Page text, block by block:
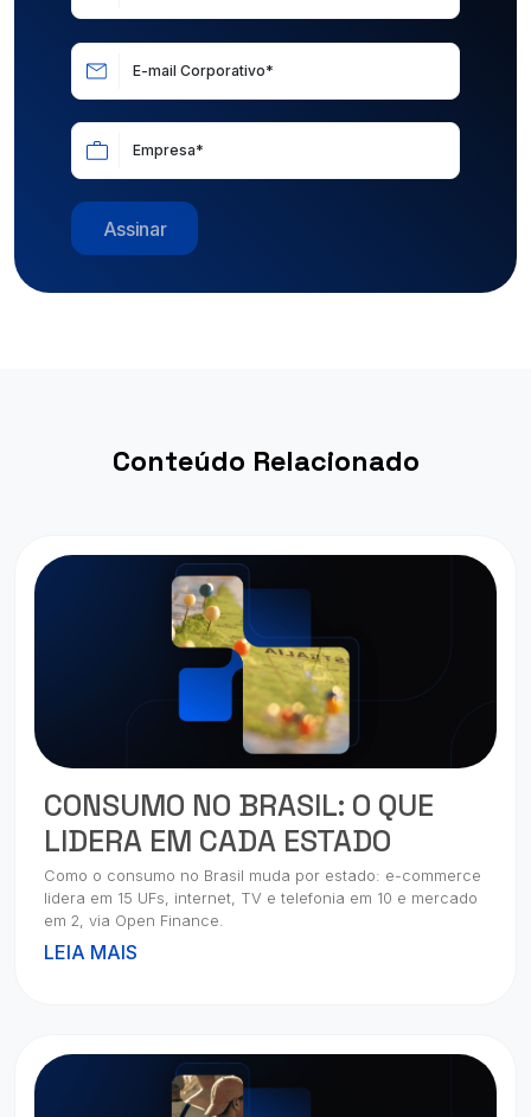
E-mail Corporativo*
Empresa*
Assinar
Conteúdo Relacionado
CONSUMO NO BRASIL: O QUE
LIDERA EM CADA ESTADO
Como o consumo no Brasil muda por estado: e-commerce
lidera em 15 UFs, internet, TV e telefonia em 10 e mercado
em 2, via Open Finance.
LEIA MAIS